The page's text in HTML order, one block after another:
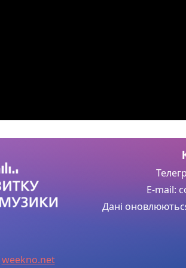
E-mail:
Дані
weekno.net